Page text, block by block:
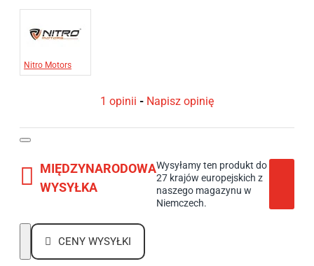
Nitro Motors
1 opinii - Napisz opinię
MIĘDZYNARODOWA
WYSYŁKA
Wysyłamy ten produkt do
27 krajów europejskich z
naszego magazynu w
Niemczech.
CENY WYSYŁKI